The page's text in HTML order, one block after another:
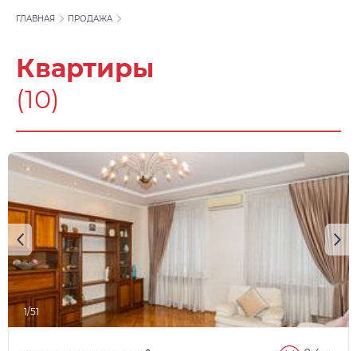
ГЛАВНАЯ ПРОДАЖА
Квартиры
(10)
1/51